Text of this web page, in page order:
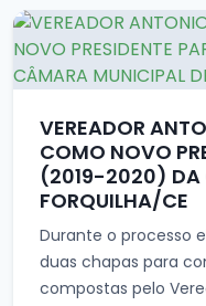
VEREADOR
COMO NOVO
(2019-2020) DA
FORQUILHA/CE
Durante o processo
duas chapas para
compostas pelo